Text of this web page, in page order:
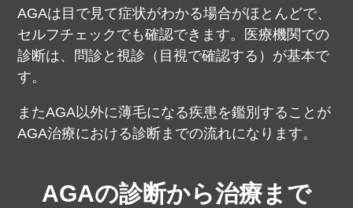
AGAは目で見て症状がわかる場合がほとんどで、
セルフチェックでも確認できます。 医療機関での
診断は、問診と視診（目視で確認する）が基本で
す。
またAGA以外に薄毛になる疾患を鑑別することが
AGA治療における診断までの流れになります。
AGAの診断から治療まで